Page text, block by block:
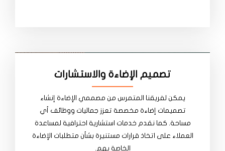
تصميم الإضاءة والاستشارات
يمكن لفريقنا المتمرس من مصممي الإضاءة إنشاء
تصميمات إضاءة مخصصة تعزز جماليات ووظائف أي
مساحة. كما نقدم خدمات استشارية احترافية لمساعدة
العملاء على اتخاذ قرارات مستنيرة بشأن متطلبات الإضاءة
الخاصة بهم.